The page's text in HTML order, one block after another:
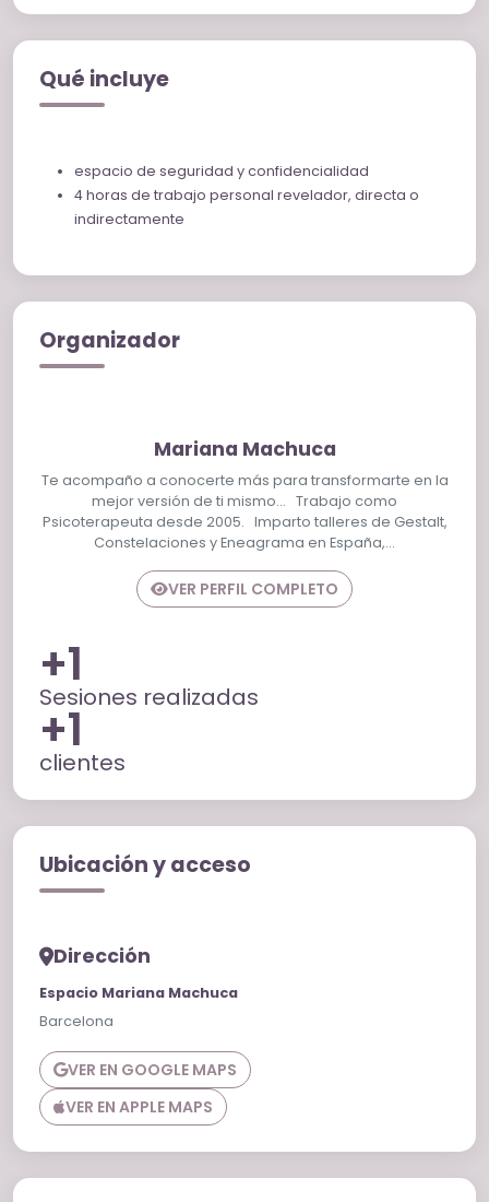
Qué incluye
espacio de seguridad y confidencialidad
4 horas de trabajo personal revelador, directa o
indirectamente
Organizador
Mariana Machuca
Te acompaño a conocerte más para transformarte en la
mejor versión de ti mismo… Trabajo como
Psicoterapeuta desde 2005. Imparto talleres de Gestalt,
Constelaciones y Eneagrama en España,…
VER PERFIL COMPLETO
+1
Sesiones realizadas
+1
clientes
Ubicación y acceso
Dirección
Espacio Mariana Machuca
Barcelona
VER EN GOOGLE MAPS
VER EN APPLE MAPS